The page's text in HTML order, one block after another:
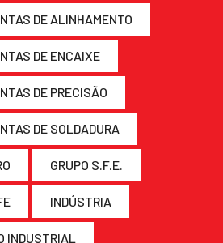
DE ALINHAMENTO
DE ENCAIXE
DE PRECISÃO
DE SOLDADURA
GRUPO S.F.E.
INDÚSTRIA
INDUSTRIAL